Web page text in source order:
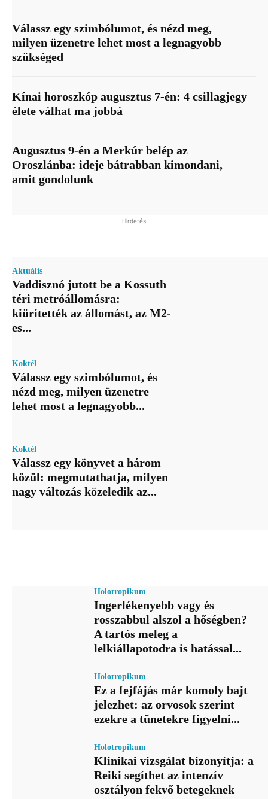
Válassz egy szimbólumot, és nézd meg,
milyen üzenetre lehet most a legnagyobb
szükséged
Kínai horoszkóp augusztus 7-én: 4 csillagjegy
élete válhat ma jobbá
Augusztus 9-én a Merkúr belép az
Oroszlánba: ideje bátrabban kimondani,
amit gondolunk
Hirdetés
Aktuális
Vaddisznó jutott be a Kossuth
téri metróállomásra:
kiürítették az állomást, az M2-
es...
Koktél
Válassz egy szimbólumot, és
nézd meg, milyen üzenetre
lehet most a legnagyobb...
Koktél
Válassz egy könyvet a három
közül: megmutathatja, milyen
nagy változás közeledik az...
Holotropikum
Ingerlékenyebb vagy és
rosszabbul alszol a hőségben?
A tartós meleg a
lelkiállapotodra is hatással...
Holotropikum
Ez a fejfájás már komoly bajt
jelezhet: az orvosok szerint
ezekre a tünetekre figyelni...
Holotropikum
Klinikai vizsgálat bizonyítja: a
Reiki segíthet az intenzív
osztályon fekvő betegeknek